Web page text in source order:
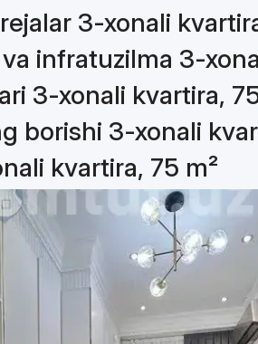
3-xonali
infratuzilma 3-
3-xonali kvartira,
borishi 3-xonali
kvartira, 75 m²